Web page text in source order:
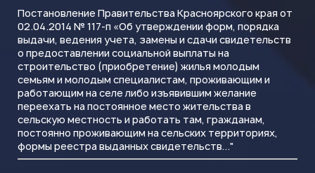
Постановление Правительства Красноярского края от
02.04.2014 № 117-п «Об утверждении форм, порядка
выдачи, ведения учета, замены и сдачи свидетельств
о предоставлении социальной выплаты на
строительство (приобретение) жилья молодым
семьям и молодым специалистам, проживающим и
работающим на селе либо изъявившим желание
переехать на постоянное место жительства в
сельскую местность и работать там, гражданам,
постоянно проживающим на сельских территориях,
формы реестра выданных свидетельств..."